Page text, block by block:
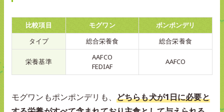
比較項目 モグワン
ポンポンデリ
タイプ
総合栄養食 総合栄養食
栄養基準
AAFCO
FEDIAF
AAFCO
モグワンもポンポンデリも、 どちらも犬が1日に必要と